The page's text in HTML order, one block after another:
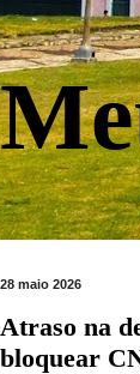
28 maio 2026
Atraso na
bloquear